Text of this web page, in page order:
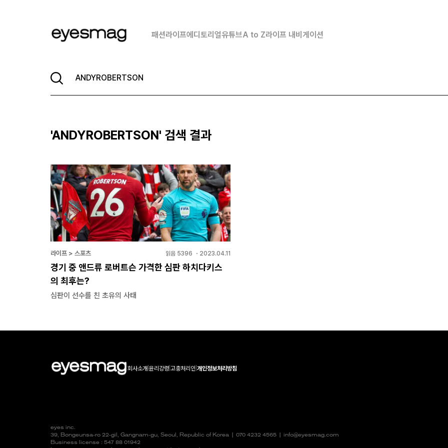
패션라이프에디토리얼유튜브A to Z라이프 내비게이션
'ANDYROBERTSON' 검색 결과
라이프 > 스포츠 읽음 5396 ・ 2023.04.11
경기 중 앤드류 로버트슨 가격한 심판 하치다키스
의 최후는?
심판이 선수를 친 초유의 사태
회사소개|윤리강령 고충처리인 개인정보처리방침
eyes inc.
39, Bongeunsa-ro 22-gil, Gangnam-gu, Seoul, Republic of Korea | 070 4232 4565
info@eyesmag.com
Business license : 547 88 01942